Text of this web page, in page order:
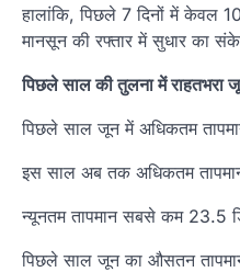
हालांकि, पिछले 7 दिनों में केवल
मानसून की रफ्तार में सुधार का
पिछले साल की तुलना में राहतभरा
पिछले साल जून में अधिकतम
इस साल अब तक अधिकतम
न्यूनतम तापमान सबसे कम 23.5
पिछले साल जून का औसतन